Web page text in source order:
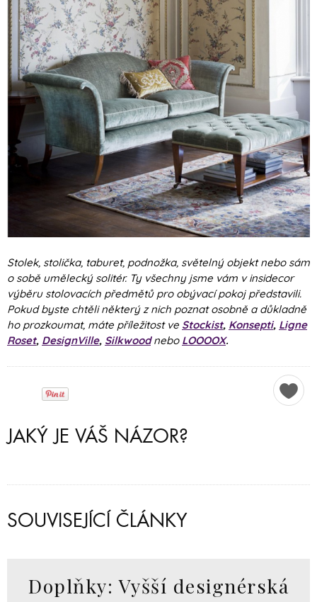
Stolek, stolička, taburet, podnožka, světelný objekt nebo sám
o sobě umělecký solitér. Ty všechny jsme vám v insidecor
výběru stolovacích předmětů pro obývací pokoj představili.
Pokud byste chtěli některý z nich poznat osobně a důkladně
ho prozkoumat, máte příležitost ve Stockist, Konsepti, Ligne
Roset, DesignVille, Silkwoodnebo LOOOOX.
JAKÝ JE VÁŠ NÁZOR?
SOUVISEJÍCÍ ČLÁNKY
Doplňky: Vyšší designérská